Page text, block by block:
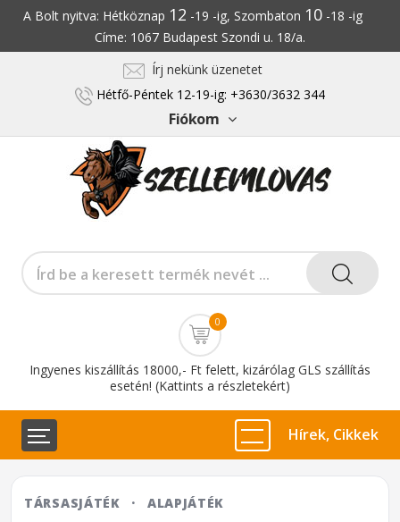
A Bolt nyitva: Hétköznap 12 -19 -ig, Szombaton 10-18 -ig
Címe: 1067 Budapest Szondi u. 18/a.
Írj nekünk üzenetet
Hétfő-Péntek 12-19-ig: +3630/3632 344
Fiókom
0
Ingyenes kiszállítás 18000,- Ft felett, kizárólag GLS szállítás
esetén! (Kattints a részletekért)
Hírek, Cikkek
TÁRSASJÁTÉK · ALAPJÁTÉK